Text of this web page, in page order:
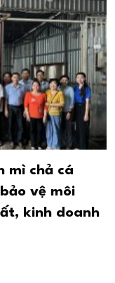
mì chả cá
vệ môi
kinh doanh